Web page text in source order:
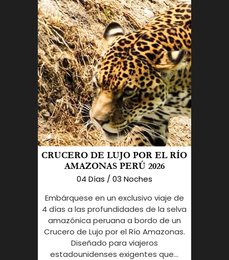
CRUCERO DE LUJO POR EL RÍO
AMAZONAS PERÚ 2026
04 Días / 03 Noches
Embárquese en un exclusivo viaje de
4 días a las profundidades de la selva
amazónica peruana a bordo de un
Crucero de Lujo por el Río Amazonas.
Diseñado para viajeros
estadounidenses exigentes que...